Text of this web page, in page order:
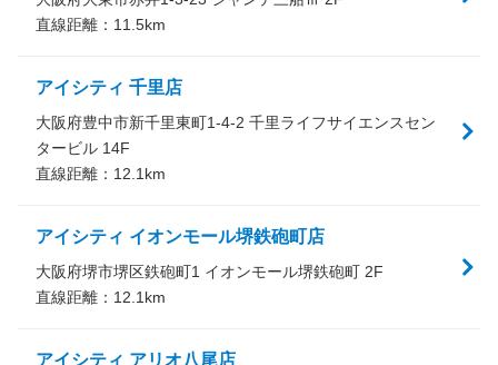
直線距離： 11.5km
アイシティ 千里店
大阪府豊中市新千里東町1-4-2 千里ライフサイエンスセン
タービル 14F
直線距離： 12.1 km
アイシティ イオンモール堺鉄砲町店
大阪府堺市堺区鉄砲町1 イオンモール堺鉄砲町 2F
直線距離： 12.1 km
アイシティ アリオ八尾店